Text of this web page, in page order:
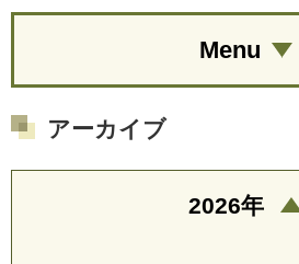
Menu
アーカイブ
2026年